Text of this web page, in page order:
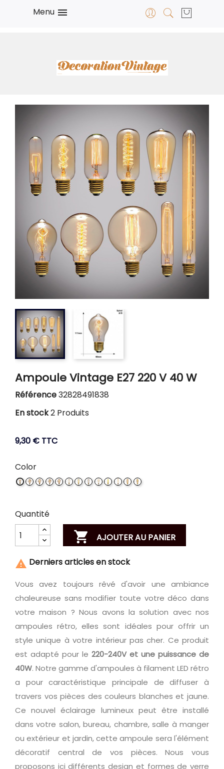
Menu 
Ampoule Vintage E27 220 V 40 W
Référence32828491838
En stock2 Produits
9,30 € TTC
Color
A19G80G80G95G95ST64ST64ST64ST64
T10T185T45T45
Quantité
 AJOUTER AU PANIER
 Derniers articles en stock
Vous avez toujours rêvé d'avoir une ambiance
chaleureuse sans modifier toute votre déco dans
votre maison ? Nous avons la solution avec nos
ampoules rétro, elles sont idéales pour offrir un
style unique à votre intérieur pas cher. Ce produit
est adapté pour le 220-240V et une puissance de
40W. Notre gamme d'ampoules à filament LED rétro
a pour caractéristique principale de diffuser à
travers vos pièces des couleurs blanches et jaune.
Ce nouvel éclairage lumineux peut être installé
dans votre salon, bureau, chambre, salle à manger
ou extérieur et jardin, cette ampoule sera l'élément
décoratif central de vos pièces. Nous vous
proposons ici différents design et formes de verre